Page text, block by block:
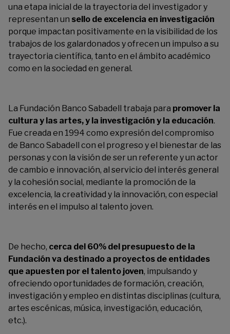
una etapa inicial de la trayectoria del investigador y
representan un sello de excelencia en investigación
porque impactan positivamente en la visibilidad de los
trabajos de los galardonados yofrecen un impulso a su
trayectoria científica, tanto en el ámbito académico
como en la sociedad en general.
La Fundación Banco Sabadell trabaja para promover la
cultura y las artes, y la investigación y la educación.
Fue creada en 1994 como expresión del compromiso
de Banco Sabadell con el progreso y el bienestar de las
personas y con la visión de ser un referente y un actor
de cambio e innovación, al servicio del interés general
y la cohesión social, mediante la promoción de la
excelencia, la creatividad y la innovación, con especial
interés en el impulso al talento joven.
De hecho, cerca del 60% del presupuesto de la
Fundación va destinado a proyectos de entidades
que apuesten por el talento joven, impulsando y
ofreciendo oportunidades de formación, creación,
investigación y empleo en distintas disciplinas (cultura,
artes escénicas, música, investigación, educación,
etc.).